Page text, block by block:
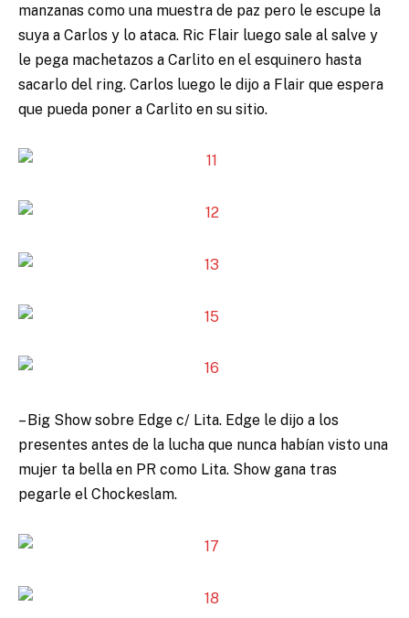
manzanas como una muestra de paz pero le escupe la
suya a Carlos y lo ataca. Ric Flair luego sale al salve y
le pega machetazos a Carlito en el esquinero hasta
sacarlo del ring. Carlos luego le dijo a Flair que espera
que pueda poner a Carlito en su sitio.
– Big Show sobre Edge c/ Lita. Edge le dijo a los
presentes antes de la lucha que nunca habían visto una
mujer ta bella en PR como Lita. Show gana tras
pegarle el Chockeslam.